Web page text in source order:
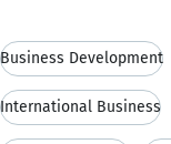
Business Development
International Business